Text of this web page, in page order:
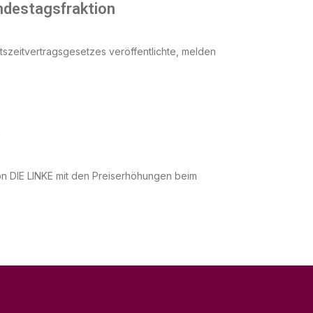
veröffentlichte, melden
LINKE mit den Preiserhöhungen beim